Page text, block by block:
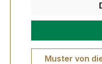
Muster von